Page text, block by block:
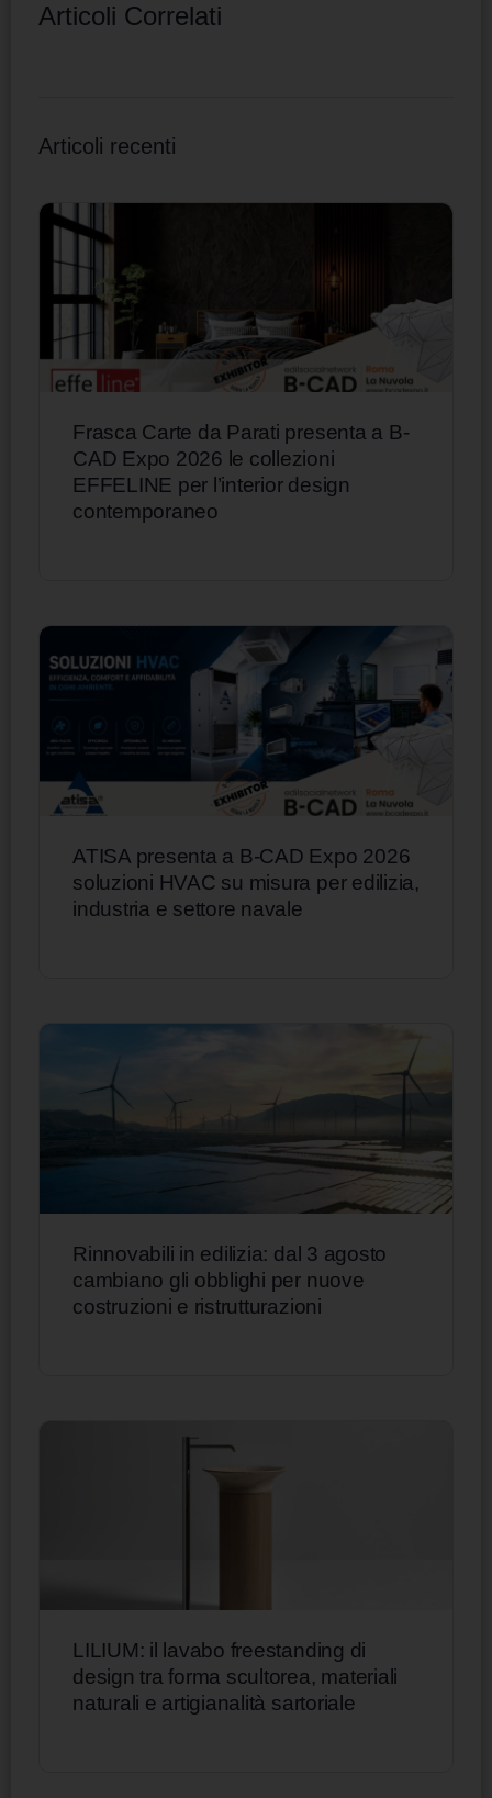
Articoli Correlati
Articoli recenti
Frasca Carte da Parati presenta a B-
CAD Expo 2026 le collezioni
EFFELINE per l’interior design
contemporaneo
ATISA presenta a B-CAD Expo 2026
soluzioni HVAC su misura per edilizia,
industria e settore navale
Rinnovabili in edilizia: dal 3 agosto
cambiano gli obblighi per nuove
costruzioni e ristrutturazioni
LILIUM: il lavabo freestanding di
design tra forma scultorea, materiali
naturali e artigianalità sartoriale